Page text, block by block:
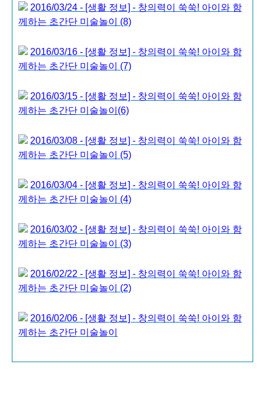
2016/03/24 - [생활 정보] - 창의력이 쑥쑥! 아이와 함
께하는 초간단 미술놀이 (8)
2016/03/16 - [생활 정보] - 창의력이 쑥쑥! 아이와 함
께하는 초간단 미술놀이 (7)
2016/03/15 - [생활 정보] - 창의력이 쑥쑥! 아이와 함
께하는 초간단 미술놀이(6)
2016/03/08 - [생활 정보] - 창의력이 쑥쑥! 아이와 함
께하는 초간단 미술놀이 (5)
2016/03/04 - [생활 정보] - 창의력이 쑥쑥! 아이와 함
께하는 초간단 미술놀이 (4)
2016/03/02 - [생활 정보] - 창의력이 쑥쑥! 아이와 함
께하는 초간단 미술놀이 (3)
2016/02/22 - [생활 정보] - 창의력이 쑥쑥! 아이와 함
께하는 초간단 미술놀이 (2)
2016/02/06 - [생활 정보] - 창의력이 쑥쑥! 아이와 함
께하는 초간단 미술놀이